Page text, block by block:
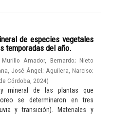
de especies vegetales
temporadas del año.
Murillo Amador, Bernardo;Nieto
José Ángel; Aguilera, Narciso;
Córdoba 2024)
mineral de las plantas que
se determinaron en tres
y transición). Materiales y